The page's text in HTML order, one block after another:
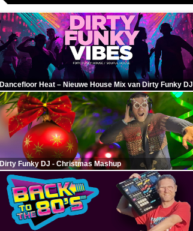
Dancefloor Heat – Nieuwe House Mix van Dirty Funky DJ
Dirty Funky DJ - Christmas Mashup